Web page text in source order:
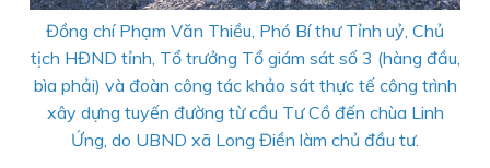
Đồng chí Phạm Văn Thiều, Phó Bí thư Tỉnh uỷ, Chủ
tịch HĐND tỉnh, Tổ trưởng Tổ giám sát số 3 (hàng đầu,
bìa phải) và đoàn công tác khảo sát thực tế công trình
xây dựng tuyến đường từ cầu Tư Cồ đến chùa Linh
Ứng, do UBND xã Long Điền làm chủ đầu tư.